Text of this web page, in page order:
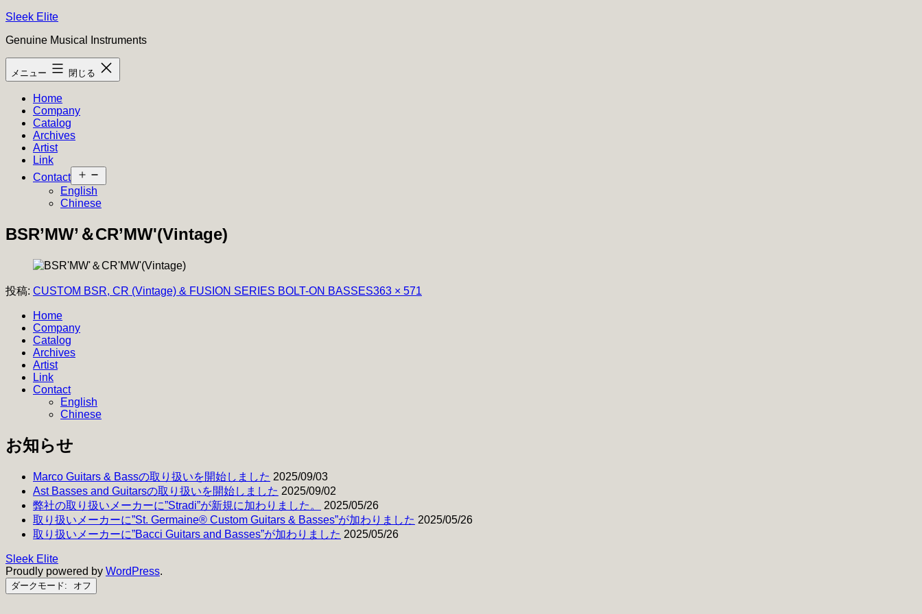
コ
テ
ン
ツ
Sleek Elite
Genuine Musical Instruments
メニュー 閉じる
Home
Company
Catalog
Archives
Artist
Link
Contact
ニ
ー
開
English
Chinese
BSR’MW’＆CR’MW'(Vintage)
投稿: CUSTOM BSR, CR (Vintage) & FUSION SERIES BOLT-ON BASSESフ
363 × 571
Home
Company
Catalog
Archives
Artist
Link
Contact
English
Chinese
お知らせ
Marco Guitars & Bassの取り扱いを開始しました 2025/09/03
Ast Basses and Guitarsの取り扱いを開始しました 2025/09/02
弊社の取り扱いメーカーに”Stradi”が新規に加わりました。
2025/05/26
取り扱いメーカーに”St. Germaine® Custom Guitars & Basses”が加わりました 2025/05/26
取り扱いメーカーに”Bacci Guitars and Basses”が加わりました 2025/05/26
Sleek Elite
Proudly powered by WordPress.
ダークモード: